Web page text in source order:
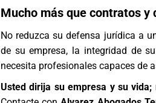
Mucho más que contratos y
No reduzca su defensa jurídica a
de su empresa, la integridad de
necesita profesionales capaces de
Usted dirija su empresa y su